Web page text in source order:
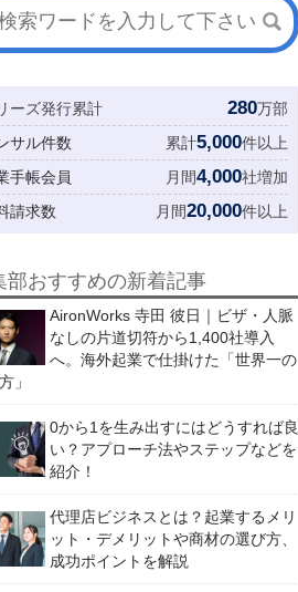
ーズ発行累計 280万部
サル件数
累計5,000件以上
手帳会員
月間4,000社増加
請求数
月間20,000件以上
部おすすめの新着記事
AironWorks 寺田 彼日｜ビザ・人脈
なしの片道切符から1,400社導入
へ。海外起業で仕掛けた「世界一の
」
0から1を生み出すにはどうすれば良
い？アプローチ法やステップなどを
紹介！
代理店ビジネスとは？起業するメリ
ット・デメリットや商材の選び方、
成功ポイントを解説